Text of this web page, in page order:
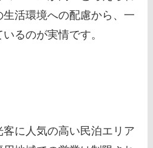
活環境への配慮から、一
るのが実情です。
に人気の高い民泊エリア